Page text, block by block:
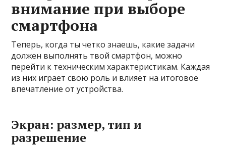
внимание при выборе
смартфона
Теперь, когда ты четко знаешь, какие задачи
должен выполнять твой смартфон, можно
перейти к техническим характеристикам. Каждая
из них играет свою роль и влияет на итоговое
впечатление от устройства.
Экран: размер, тип и
разрешение